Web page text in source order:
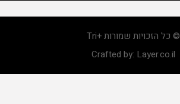
© כל הזכויות שמורות +Tri
Crafted by: Layer.co.il